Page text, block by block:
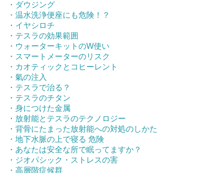
・ダウジング
・温水洗浄便座にも危険！？
・イヤシロチ
・テスラの効果範囲
・ウォーターキットのW使い
・スマートメーターのリスク
・カオティックとコヒーレント
・氣の注入
・テスラで治る？
・テスラのチタン
・身につけた金属
・放射能とテスラのテクノロジー
・背骨にたまった放射能への対処のしかた
・地下水脈の上で寝る 危険
・あなたは安全な所で眠ってますか？
・ジオパシック・ストレスの害
・高層階症候群